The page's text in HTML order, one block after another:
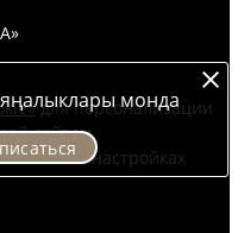
монда
для персонализации
сайтом.
в настройках